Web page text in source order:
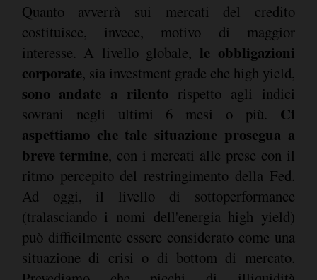
Quanto avverrà sui mercati del credito
costituisce, invece, motivo di maggior
interesse. A livello globale, le obbligazioni
corporate, sia investment grade che high yield,
sono andate a rilentorispetto agli indici
sovrani negli ultimi 6 mesi o più. Ci
aspettiamo che tale situazione prosegua a
breve termine, con i mercati alle prese con il
ritmo percepito del restringimento della Fed.
Ad oggi, il livello di sottoperformance
(tralasciando i nomi dell'energia high yield)
può difficilmente essere considerato come una
situazione di crisi o di bottom di mercato.